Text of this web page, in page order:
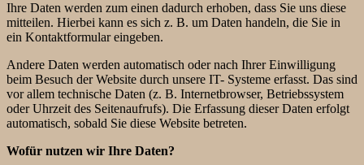
Ihre Daten werden zum einen dadurch erhoben, dass Sie uns diese
mitteilen. Hierbei kann es sich z. B. um Daten handeln, die Sie in
ein Kontaktformular eingeben.
Andere Daten werden automatisch oder nach Ihrer Einwilligung
beim Besuch der Website durch unsere IT- Systeme erfasst. Das sind
vor allem technische Daten (z. B. Internetbrowser, Betriebssystem
oder Uhrzeit des Seitenaufrufs). Die Erfassung dieser Daten erfolgt
automatisch, sobald Sie diese Website betreten.
Wofür nutzen wir Ihre Daten?